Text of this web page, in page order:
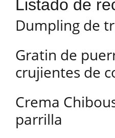
Listado de
Dumpling de
Gratin de
crujientes de
Crema
parrilla